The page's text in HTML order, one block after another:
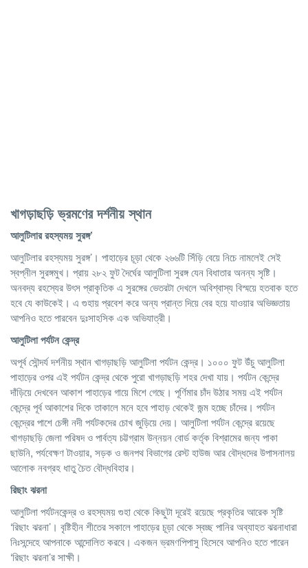
খাগড়াছড়ি ভ্রমণের দর্শনীয় স্থান
আলুটিলাররহস্যময়সুরঙ্গ’
আলুটিলার রহস্যময় সুরঙ্গ’। পাহাড়ের চূড়া থেকে ২৬৬টি সিঁড়ি বেয়ে নিচে নামলেই সেই
স্বপ্নীল সুরঙ্গমুখ। প্রায় ২৮২ ফুট দৈর্ঘের আলুটিলা সুরঙ্গ যেন বিধাতার অনন্য সৃষ্টি।
অনবদ্য রহস্যের উৎস প্রাকৃতিক এ সুরঙ্গের ভেতরটা দেখলে অবিশ্বাস্য বিস্ময়ে হতবাক হতে
হবে যে কাউকেই। এ গুহায় প্রবেশ করে অন্য প্রান্ত দিয়ে বের হয়ে যাওয়ার অভিজ্ঞতায়
আপনিও হতে পারবেন দুঃসাহসিক এক অভিযাত্রী।
আলুটিলাপর্যটনকেন্দ্র
অপূর্ব সৌন্দর্য দর্শনীয় স্থান খাগড়াছড়ি আলুটিলা পর্যটন কেন্দ্র। ১০০০ ফুট উঁচু আলুটিলা
পাহাড়ের ওপর এই পর্যটন কেন্দ্র থেকে পুরো খাগড়াছড়ি শহর দেখা যায়। পর্যটন কেন্দ্রে
দাঁড়িয়ে দেখবেন আকাশ পাহাড়ের গায়ে মিশে গেছে। পূর্ণিমার চাঁদ উঠার সময় এই পর্যটন
কেন্দ্রে পূর্ব আকাশের দিকে তাকালে মনে হবে পাহাড় থেকেই জন্ম হচ্ছে চাঁদের। পর্যটন
কেন্দ্রের পাশে চেঙ্গী নদী পর্যটকদের চোখ জুড়িয়ে দেয়। আলুটিলা পর্যটন কেন্দ্রে রয়েছে
খাগড়াছড়ি জেলা পরিষদ ও পার্বত্য চট্টগ্রাম উন্নয়ন বোর্ড কর্তৃক বিশ্রামের জন্য পাকা
ছাউনি, পর্যবেক্ষণ টাওয়ার, সড়ক ও জনপথ বিভাগের রেস্ট হাউজ আর বৌদ্ধদের উপাসনালয়
আলোক নবগ্রহ ধাতু চৈত বৌদ্ধবিহার।
রিছাংঝরনা
আলুটিলা পর্যটনকেন্দ্র ও রহস্যময় গুহা থেকে কিছুটা দূরেই রয়েছে প্রকৃতির আরেক সৃষ্টি
‘রিছাং ঝরনা’। বৃষ্টিহীন শীতের সকালে পাহাড়ের চূড়া থেকে স্বচ্ছ পানির অব্যাহত ঝরনাধারা
নিঃসন্দেহে আপনাকে আন্দোলিত করবে। একজন ভ্রমণপিপাসু হিসেবে আপনিও হতে পারেন
‘রিছাং ঝরনা’র সাক্ষী।